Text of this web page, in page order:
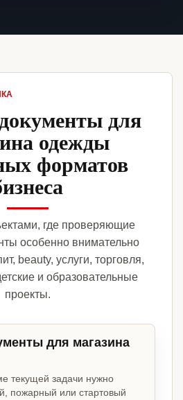
для
одежды
форматов
где проверяющие
особенно внимательно
beauty, услуги, торговля,
и образовательные
проекты.
для магазина
текущей задачи нужно
пожарный или стартовый